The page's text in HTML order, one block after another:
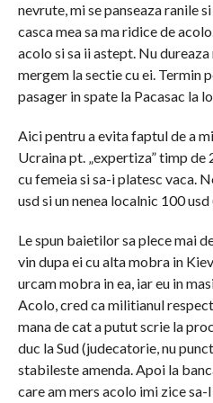
nevrute, mi se panseaza ranile
casca mea sa ma ridice de
acolo si sa ii astept. Nu
mergem la sectie cu ei. Termin
pasager in spate la Pacasac la
Aici pentru a evita faptul de a
Ucraina pt. „expertiza” timp de
cu femeia si sa-i platesc vaca.
usd si un nenea localnic 100
Le spun baietilor sa plece mai
vin dupa ei cu alta mobra in
urcam mobra in ea, iar eu in
Acolo, cred ca militianul
mana de cat a putut scrie la
duc la Sud (judecatorie, nu
stabileste amenda. Apoi la
care am mers acolo imi zice sa-